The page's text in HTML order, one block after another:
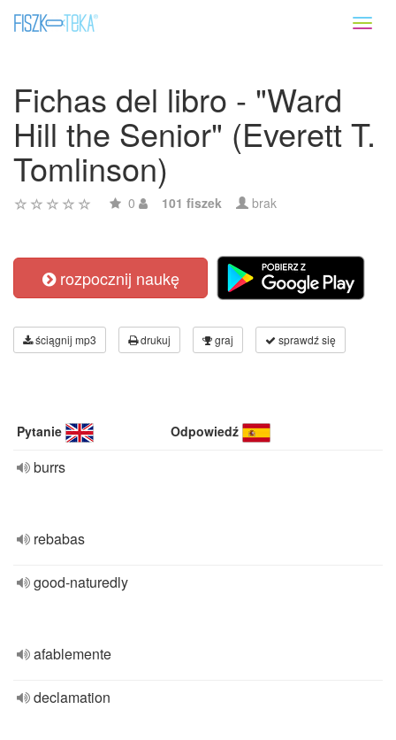
Fichas del libro - "Ward
Hill the Senior" (Everett T.
Tomlinson)
0 101 fiszek brak
rozpocznij naukę
ściągnij mp3 drukuj graj sprawdź się
Pytanie Odpowiedź
burrs
rebabas
good-naturedly
afablemente
declamation